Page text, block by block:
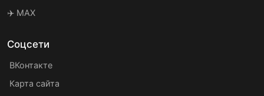
✈️ MAX
Соцсети
ВКонтакте
Карта сайта